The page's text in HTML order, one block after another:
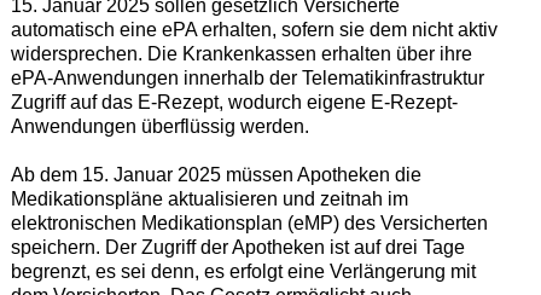
15. Januar 2025 sollen gesetzlich Versicherte
automatisch eine ePA erhalten, sofern sie dem nicht aktiv
widersprechen. Die Krankenkassen erhalten über ihre
ePA-Anwendungen innerhalb der Telematikinfrastruktur
Zugriff auf das E-Rezept, wodurch eigene E-Rezept-
Anwendungen überflüssig werden.
Ab dem 15. Januar 2025 müssen Apotheken die
Medikationspläne aktualisieren und zeitnah im
elektronischen Medikationsplan (eMP) des Versicherten
speichern. Der Zugriff der Apotheken ist auf drei Tage
begrenzt, es sei denn, es erfolgt eine Verlängerung mit